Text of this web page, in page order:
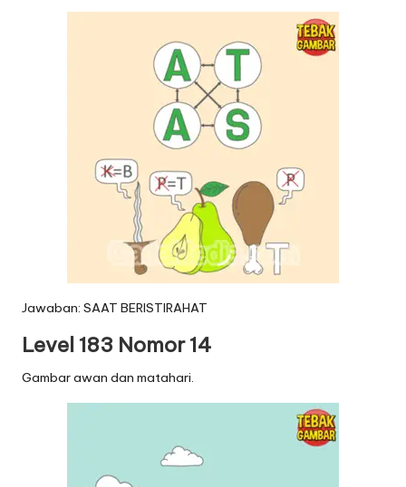
Jawaban: SAAT BERISTIRAHAT
Level 183 Nomor 14
Gambar awan dan matahari.